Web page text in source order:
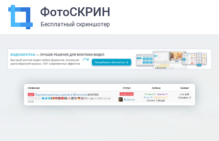
ФотоСКРИН
Бесплатный скриншотер